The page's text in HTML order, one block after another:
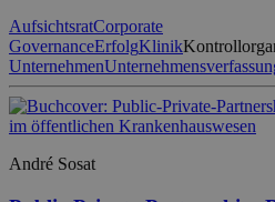
AufsichtsratCorporate
GovernanceErfolgKlinik
Unternehmen
André Sosat